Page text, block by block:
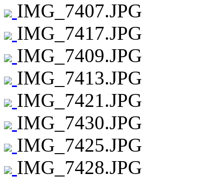
IMG_7407.JPG
IMG_7417.JPG
IMG_7409.JPG
IMG_7413.JPG
IMG_7421.JPG
IMG_7430.JPG
IMG_7425.JPG
IMG_7428.JPG